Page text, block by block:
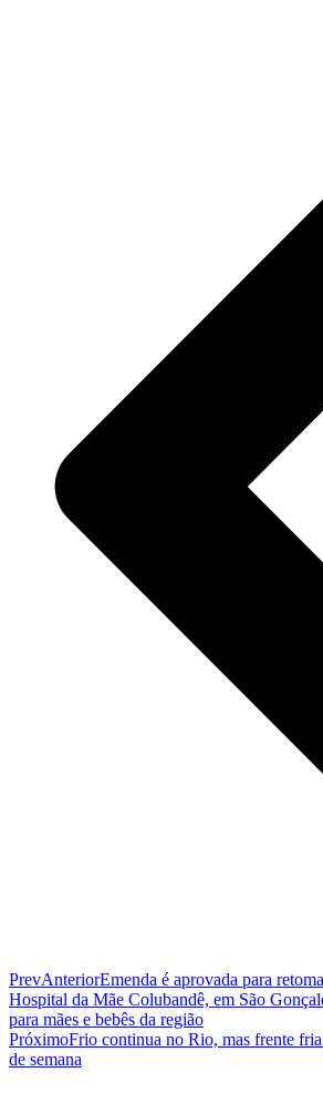
PrevAnteriorEmenda é aprovada para
Hospital da Mãe Colubandê, em São
para mães e bebês da região
PróximoFrio continua no Rio, mas frente
de semana